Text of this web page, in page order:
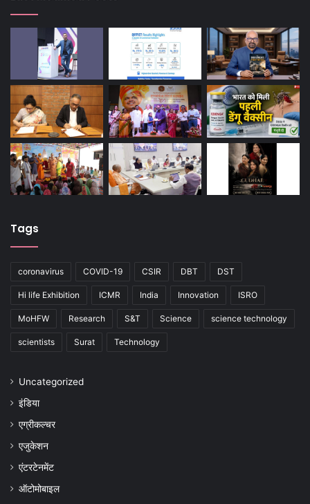
Tags
coronavirus COVID-19 CSIR DBT DST
Hi life Exhibition ICMR India Innovation ISRO
MoHFW Research S&T Science science technology
scientists Surat Technology
Uncategorized
इंडिया
एग्रीकल्चर
एजुकेशन
एंटरटेनमेंट
ऑटोमोबाइल